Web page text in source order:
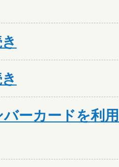
ーカードを利